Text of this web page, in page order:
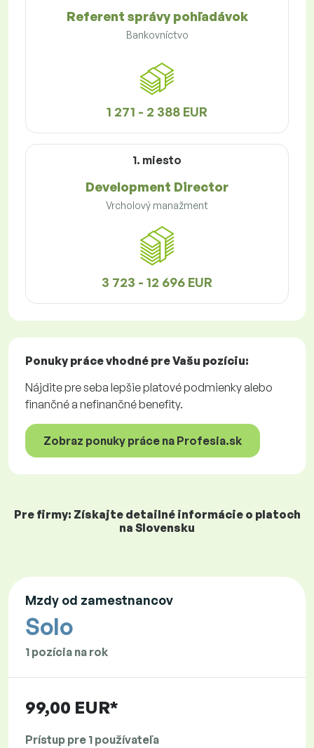
Referent správy pohľadávok
Bankovníctvo
1 271 - 2 388 EUR
1. miesto
Development Director
Vrcholový manažment
3 723 - 12 696 EUR
Ponuky prácevhodné pre Vašu pozíciu:
Nájdite pre seba lepšie platové podmienky alebo
finančné a nefinančné benefity.
Zobraz ponuky práce na Profesia.sk
Pre firmy: Získajte detailné informácie o platoch
na Slovensku
Mzdy od zamestnancov
Solo
1 pozícia na rok
99,00 EUR*
Prístup pre 1 používateľa